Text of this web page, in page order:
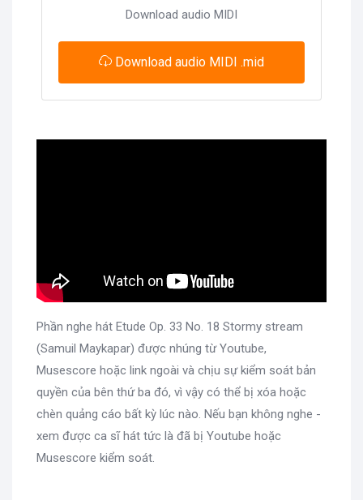
Download audio MIDI
Download audio MIDI .mid
Phần nghe hát Etude Op. 33 No. 18 Stormy stream
(Samuil Maykapar) được nhúng từ Youtube,
Musescore hoặc link ngoài và chịu sự kiểm soát bản
quyền của bên thứ ba đó, vì vậy có thể bị xóa hoặc
chèn quảng cáo bất kỳ lúc nào. Nếu bạn không nghe -
xem được ca sĩ hát tức là đã bị Youtube hoặc
Musescore kiểm soát.